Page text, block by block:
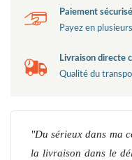
Paiement
Payez en
Livraison directe
Qualité du
Du sérieux dans ma
la livraison dans le